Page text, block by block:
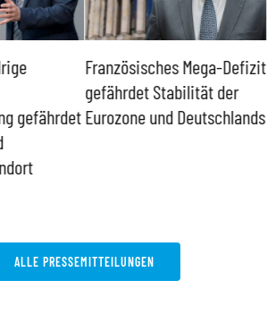
gefährdet
Französisches Mega-Defizit
gefährdet Stabilität der
Eurozone und Deutschlands
ALLE PRESSEMITTEILUNGEN